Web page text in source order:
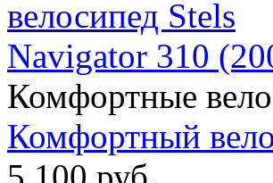
Комфортные
Комфортный